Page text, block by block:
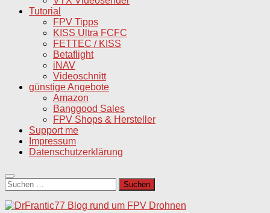
Tutorial
FPV Tipps
KISS Ultra FCFC
FETTEC / KISS
Betaflight
iNAV
Videoschnitt
günstige Angebote
Amazon
Banggood Sales
FPV Shops & Hersteller
Support me
Impressum
Datenschutzerklärung
Suchen
nach: